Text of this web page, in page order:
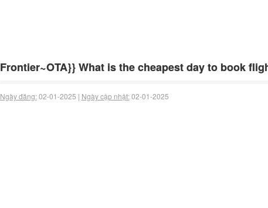
Frontier~OTA}} What is the cheapest day to book
Ngày đăng:02-01-2025 | Ngày cập nhật:02-01-2025